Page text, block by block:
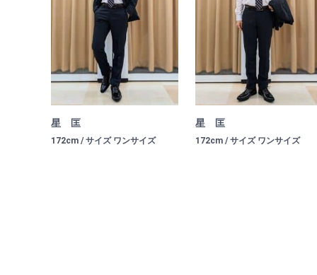
星 匡
172cm / サイズ ワンサイズ
星 匡
172cm / サイズ ワンサイズ